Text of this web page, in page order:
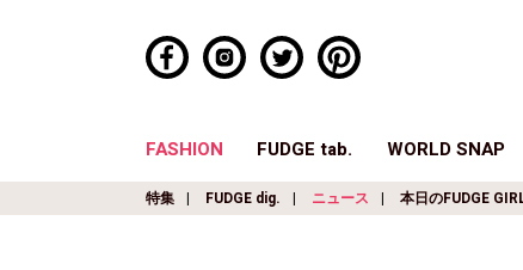
FASHION FUDGE tab. WORLD SNAP
特集 FUDGE dig. ニュース 本日のFUDGE